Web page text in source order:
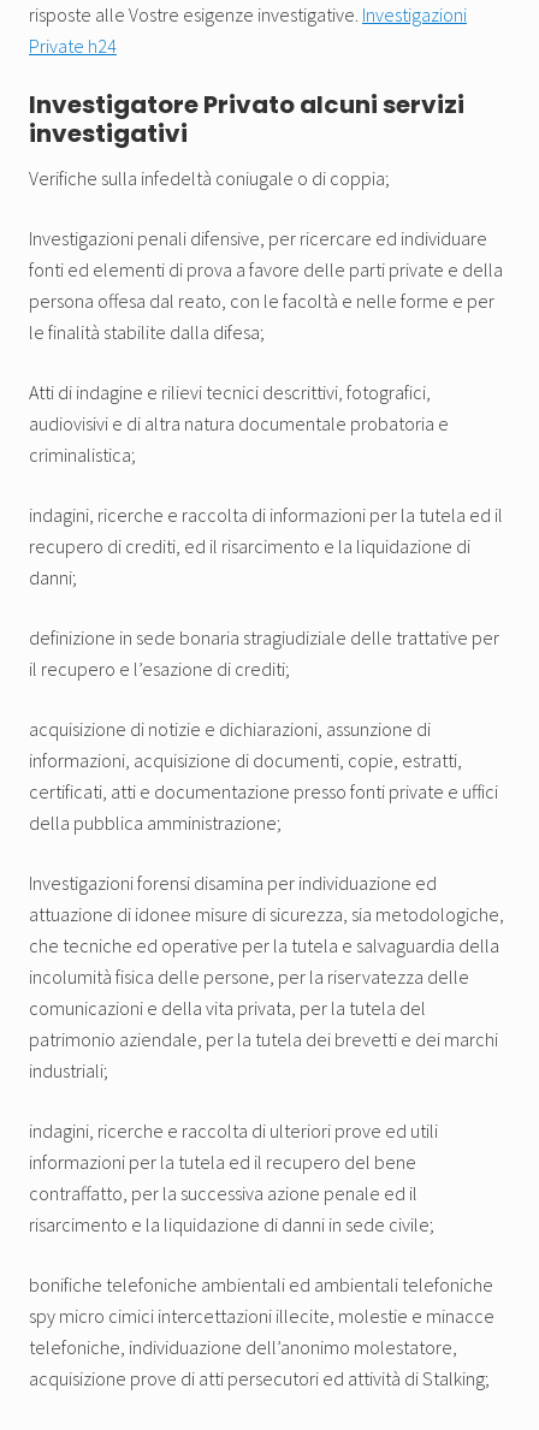
risposte alle Vostre esigenze investigative. Investigazioni
Private h24
Investigatore Privato alcuni servizi
investigativi
Verifiche sulla infedeltà coniugale o di coppia;
Investigazioni penali difensive, per ricercare ed individuare
fonti ed elementi di prova a favore delle parti private e della
persona offesa dal reato, con le facoltà e nelle forme e per
le finalità stabilite dalla difesa;
Atti di indagine e rilievi tecnici descrittivi, fotografici,
audiovisivi e di altra natura documentale probatoria e
criminalistica;
indagini, ricerche e raccolta di informazioni per la tutela ed il
recupero di crediti, ed il risarcimento e la liquidazione di
danni;
definizione in sede bonaria stragiudiziale delle trattative per
il recupero e l’esazione di crediti;
acquisizione di notizie e dichiarazioni, assunzione di
informazioni, acquisizione di documenti, copie, estratti,
certificati, atti e documentazione presso fonti private e uffici
della pubblica amministrazione;
Investigazioni forensi disamina per individuazione ed
attuazione di idonee misure di sicurezza, sia metodologiche,
che tecniche ed operative per la tutela e salvaguardia della
incolumità fisica delle persone, per la riservatezza delle
comunicazioni e della vita privata, per la tutela del
patrimonio aziendale, per la tutela dei brevetti e dei marchi
industriali;
indagini, ricerche e raccolta di ulteriori prove ed utili
informazioni per la tutela ed il recupero del bene
contraffatto, per la successiva azione penale ed il
risarcimento e la liquidazione di danni in sede civile;
bonifiche telefoniche ambientali ed ambientali telefoniche
spy micro cimici intercettazioni illecite, molestie e minacce
telefoniche, individuazione dell’anonimo molestatore,
acquisizione prove di atti persecutori ed attività di Stalking;